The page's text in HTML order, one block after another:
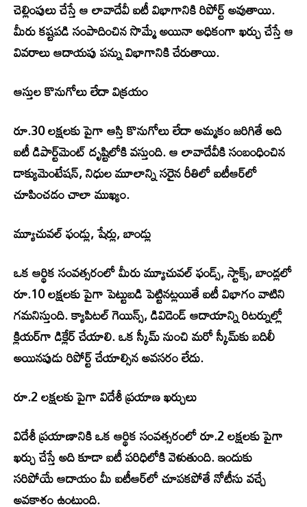
చెల్లింపులు చేస్తే ఆ లావాదేవీ ఐటీ విభాగానికి రిపోర్ట్‌ అవుతాయి.
మీరు కష్టపడి సంపాదించిన సొమ్మే అయినా అధికంగా ఖర్చు చేస్తే ఆ
వివరాలు ఆదాయపు పన్ను విభాగానికి చేరుతాయి.
ఆస్తుల కొనుగోలు లేదా విక్రయం
రూ.30 లక్షలకు పైగా ఆస్తి కొనుగోలు లేదా అమ్మకం జరిగితే అది
ఐటీ డిపార్ట్‌మెంట్‌ దృష్టిలోకి వస్తుంది. ఆ లావాదేవీకి సంబంధించిన
డాక్యుమెంటేషన్‌, నిధుల మూలాన్ని సరైన రీతిలో ఐటీఆర్‌లో
చూపించడం చాలా ముఖ్యం.
మ్యూచువల్‌ ఫండ్లు, షేర్లు, బాండ్లు
ఒక ఆర్థిక సంవత్సరంలో మీరు మ్యూచువల్‌ ఫండ్స్‌, స్టాక్స్‌, బాండ్లలో
రూ.10 లక్షలకు పైగా పెట్టుబడి పెట్టినట్లయితే ఐటీ విభాగం వాటిని
గమనిస్తుంది. క్యాపిటల్‌ గెయిన్స్‌, డివిడెండ్‌ ఆదాయాన్ని రిటర్నుల్లో
క్లియర్‌గా డిక్లేర్‌ చేయాలి. ఒక స్కీమ్‌ నుంచి మరో స్కీమ్‌కు బదిలీ
అయినపుడు రిపోర్ట్‌ చేయాల్సిన అవసరం లేదు.
రూ.2 లక్షలకు పైగా విదేశీ ప్రయాణ ఖర్చులు
విదేశీ ప్రయాణానికి ఒక ఆర్థిక సంవత్సరంలో రూ.2 లక్షలకు పైగా
ఖర్చు చేస్తే అది కూడా ఐటీ పరిధిలోకి వెళుతుంది. ఇందుకు
సరిపోయే ఆదాయం మీ ఐటీఆర్‌లో చూపకపోతే నోటీసు వచ్చే
అవకాశం ఉంటుంది.